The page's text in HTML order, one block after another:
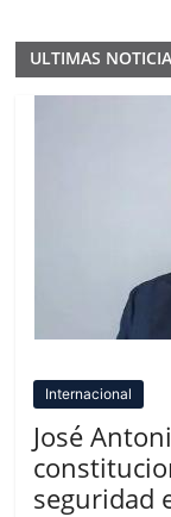
ULTIMAS
Internacional
José
seguridad